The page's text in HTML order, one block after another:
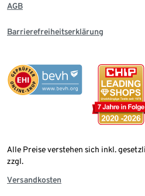
AGB
Barrierefreiheitserklärung
Alle Preise verstehen sich inkl.
zzgl.
Versandkosten